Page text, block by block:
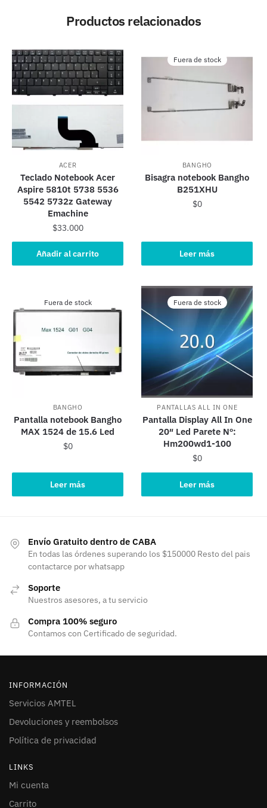
Productos relacionados
ACER
Teclado Notebook Acer
Aspire 5810t 5738 5536
5542 5732z Gateway
Emachine
$33.000
Añadir al carrito
Fuera de stock
BANGHO
Bisagra notebook Bangho
B251XHU
$0
Leer más
Fuera de stock
BANGHO
Pantalla notebook Bangho
MAX 1524 de 15.6 Led
$0
Leer más
Fuera de stock
PANTALLAS ALL IN ONE
Pantalla Display All In One
20″ Led Parete Nº:
Hm200wd1-100
$0
Leer más
Envío Gratuito dentro de CABA
En todas las órdenes superando los $150000 Resto del pais
contactarce por whatsapp
Soporte
Nuestros asesores, a tu servicio
Compra 100% seguro
Contamos con Certificado de seguridad.
INFORMACIÓN
Servicios AMTEL
Devoluciones y reembolsos
Política de privacidad
LINKS
Mi cuenta
Carrito